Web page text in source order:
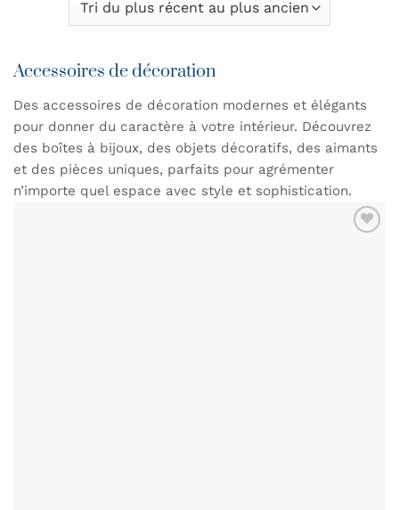
Accessoires de décoration
Des accessoires de décoration modernes et élégants
pour donner du caractère à votre intérieur. Découvrez
des boîtes à bijoux, des objets décoratifs, des aimants
et des pièces uniques, parfaits pour agrémenter
n’importe quel espace avec style et sophistication.